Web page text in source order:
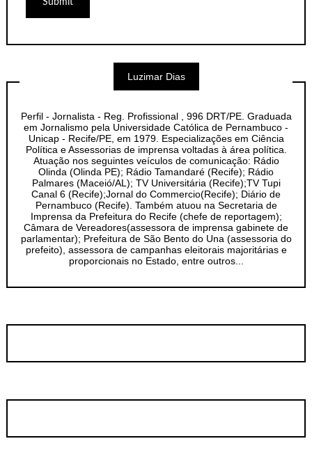
Luzimar Dias
Perfil - Jornalista - Reg. Profissional , 996 DRT/PE. Graduada
em Jornalismo pela Universidade Católica de Pernambuco -
Unicap - Recife/PE, em 1979. Especializações em Ciência
Política e Assessorias de imprensa voltadas à área política.
Atuação nos seguintes veículos de comunicação: Rádio
Olinda (Olinda PE); Rádio Tamandaré (Recife); Rádio
Palmares (Maceió/AL); TV Universitária (Recife);TV Tupi
Canal 6 (Recife);Jornal do Commercio(Recife); Diário de
Pernambuco (Recife). Também atuou na Secretaria de
Imprensa da Prefeitura do Recife (chefe de reportagem);
Câmara de Vereadores(assessora de imprensa gabinete de
parlamentar); Prefeitura de São Bento do Una (assessoria do
prefeito), assessora de campanhas eleitorais majoritárias e
proporcionais no Estado, entre outros...